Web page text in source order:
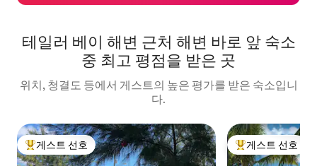
테일러 베이 해변 근처 해변 바로 앞 숙소
중 최고 평점을 받은 곳
위치, 청결도 등에서 게스트의 높은 평가를 받은 숙소입니
다.
상위 게스트 선호
게스트 선호 상위 게스트 선호
게스트 선호